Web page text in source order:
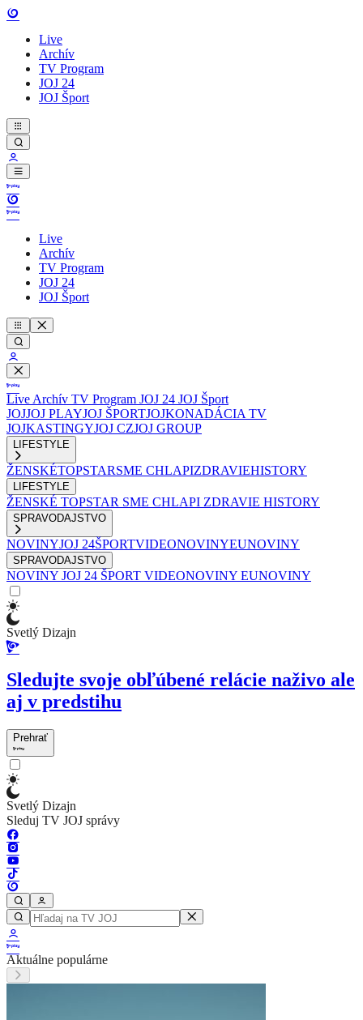
Live
Archív
TV Program
JOJ 24
JOJ Šport
Live
Archív
TV Program
JOJ 24
JOJ Šport
Live Archív TV Program JOJ 24 JOJ Šport
JOJJOJ PLAYJOJ ŠPORTJOJKONADÁCIA TV
JOJKASTINGYJOJ CZJOJ GROUP
LIFESTYLE
ŽENSKÉTOPSTARSME CHLAPIZDRAVIEHISTORY
LIFESTYLE
ŽENSKÉ TOPSTAR SME CHLAPI ZDRAVIE HISTORY
SPRAVODAJSTVO
NOVINYJOJ 24ŠPORTVIDEONOVINYEUNOVINY
SPRAVODAJSTVO
NOVINY JOJ 24 ŠPORT VIDEONOVINY EUNOVINY
Svetlý Dizajn
Sledujte svoje obľúbené relácie naživo ale
aj v predstihu
Prehrať
Svetlý Dizajn
Sleduj TV JOJ správy
Aktuálne populárne